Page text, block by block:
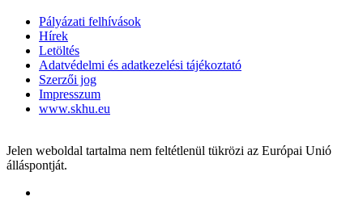
Pályázati felhívások
Hírek
Letöltés
Adatvédelmi és adatkezelési tájékoztató
Szerzői jog
Impresszum
www.skhu.eu
Jelen weboldal tartalma nem feltétlenül tükrözi az Európai Unió
álláspontját.